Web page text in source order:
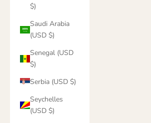
$)
Saudi Arabia
(USD $)
Senegal (USD
$)
Serbia (USD $)
Seychelles
(USD $)